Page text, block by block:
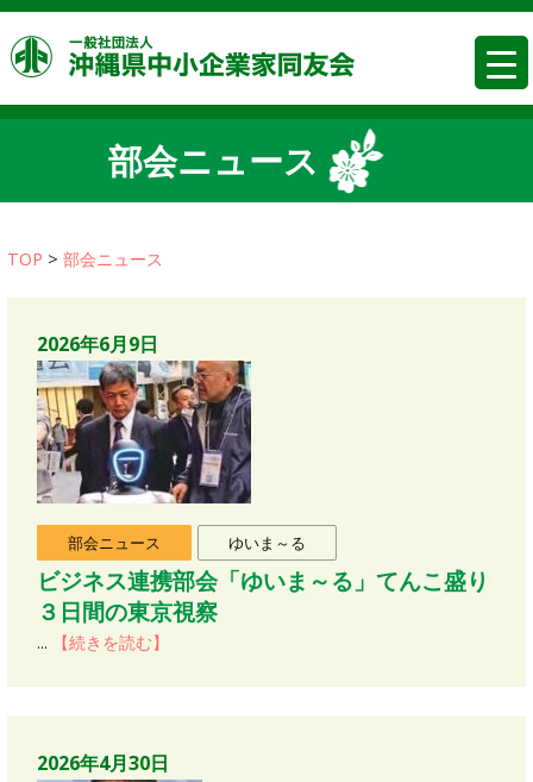
コ
ン
テ
ン
沖縄県
部会ニュース
TOP >部会ニュース
2026年6月9日
部会ニュース ゆいま～る
ビジネス連携部会「ゆいま～る」てんこ盛り
３日間の東京視察
... 【続きを読む】
2026年4月30日